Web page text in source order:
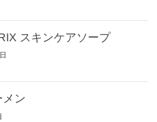
スキンケアソープ
メン